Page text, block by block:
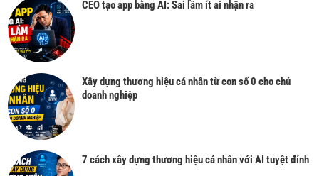
CEO tạo app bằng AI: Sai lầm ít ai nhận ra
Xây dựng thương hiệu cá nhân từ con số 0 cho chủ
doanh nghiệp
7 cách xây dựng thương hiệu cá nhân với AI tuyệt đỉnh